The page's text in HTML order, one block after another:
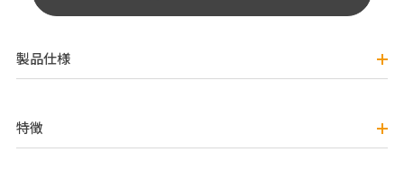
製品仕様
特徴